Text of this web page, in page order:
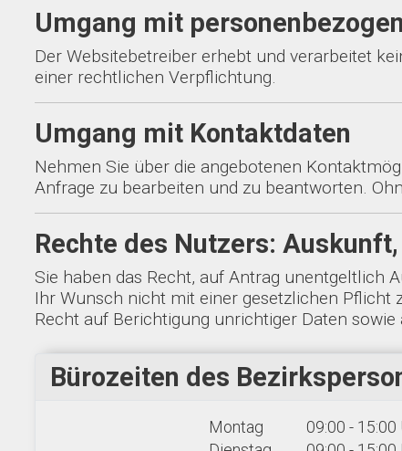
Umgang mit
Der Websitebetreiber erhebt und verarbeitet
einer rechtlichen Verpflichtung.
Umgang mit Kontaktdaten
Nehmen Sie über die angebotenen
Anfrage zu bearbeiten und zu beantworten.
Rechte des Nutzers:
Sie haben das Recht, auf Antrag unentgeltlich
Ihr Wunsch nicht mit einer gesetzlichen Pflicht
Recht auf Berichtigung unrichtiger Daten
Bürozeiten des
Montag
09:00 - 15:00